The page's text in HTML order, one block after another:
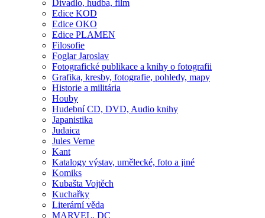
Divadlo, hudba, film
Edice KOD
Edice OKO
Edice PLAMEN
Filosofie
Foglar Jaroslav
Fotografické publikace a knihy o fotografii
Grafika, kresby, fotografie, pohledy, mapy
Historie a militária
Houby
Hudební CD, DVD, Audio knihy
Japanistika
Judaica
Jules Verne
Kant
Katalogy výstav, umělecké, foto a jiné
Komiks
Kubašta Vojtěch
Kuchařky
Literární věda
MARVEL, DC